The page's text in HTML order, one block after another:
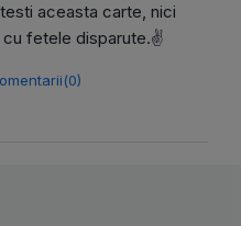
aceasta carte, nici
cu fetele disparute.✌️